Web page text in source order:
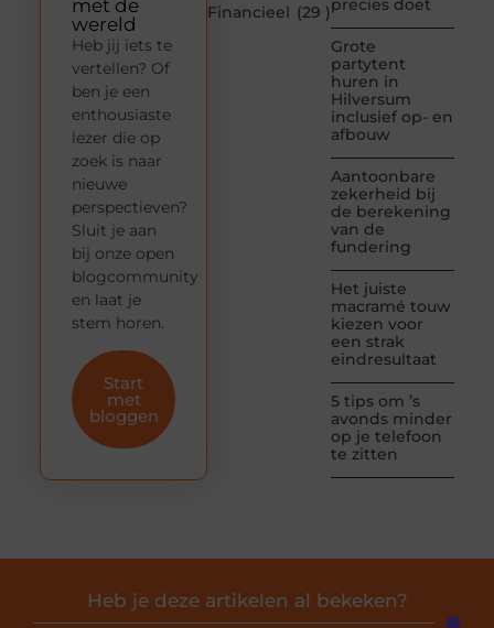
Financieel (29 )precies doet
Grote
partytent
huren in
Hilversum
inclusief op- en
afbouw
Aantoonbare
zekerheid bij
de berekening
van de
fundering
Het juiste
macramé touw
kiezen voor
een strak
eindresultaat
5 tips om ’s
avonds minder
op je telefoon
te zitten
met de
wereld
Heb jij iets te
vertellen? Of
ben je een
enthousiaste
lezer die op
zoek is naar
nieuwe
perspectieven?
Sluit je aan
bij onze open
blogcommunity
en laat je
stem horen.
Start
met
bloggen
Heb je deze artikelen al bekeken?